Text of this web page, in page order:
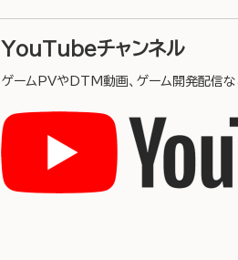
YouTubeチャンネル
ゲームPVやDTM動画、ゲーム開発配信